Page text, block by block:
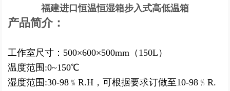
福建进口恒温恒湿箱步入式高低温箱
产品简介：
工作室尺寸：500×600×500mm（150L）
温度范围 :0~150℃
湿度范围 :30-98﹪R.H，可根据要求订做至10-98﹪R.